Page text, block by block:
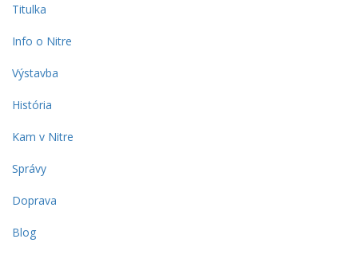
Titulka
Info o Nitre
Výstavba
História
Kam v Nitre
Správy
Doprava
Blog